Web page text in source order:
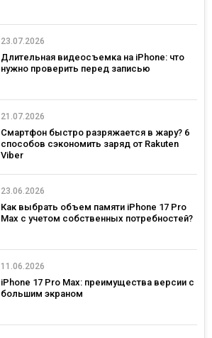
23.07.2026
Длительная видеосъемка на iPhone: что
нужно проверить перед записью
21.07.2026
Смартфон быстро разряжается в жару? 6
способов сэкономить заряд от Rakuten
Viber
23.06.2026
Как выбрать объем памяти iPhone 17 Pro
Max с учетом собственных потребностей?
11.06.2026
iPhone 17 Pro Max: преимущества версии с
большим экраном